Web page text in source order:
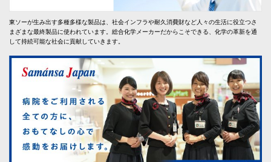
東ソーが生み出す多種多様な製品は、社会インフラや耐久消費財など人々の生活に役立つさ
まざまな最終製品に使われています。総合化学メーカーだからこそできる、化学の革新を通
して持続可能な社会に貢献していきます。